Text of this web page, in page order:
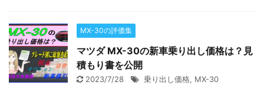
MX-30の評価集
マツダ MX-30の新車乗り出し価格は？見
積もり書を公開
2023/7/28 乗り出し価格, MX-30